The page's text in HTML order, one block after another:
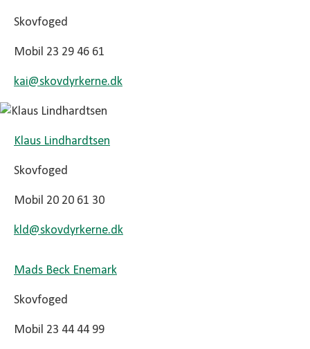
Skovfoged
Mobil 23 29 46 61
kai@skovdyrkerne.dk
Klaus Lindhardtsen
Skovfoged
Mobil 20 20 61 30
kld@skovdyrkerne.dk
Mads Beck Enemark
Skovfoged
Mobil 23 44 44 99